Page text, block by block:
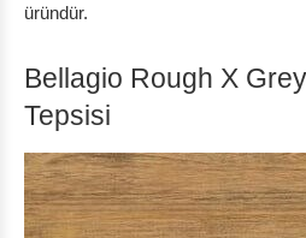
üründür.
Bellagio Rough X
Tepsisi